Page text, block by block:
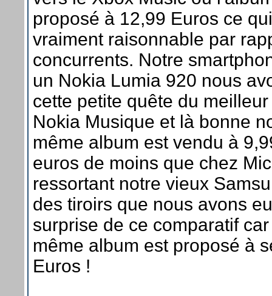
proposé à 12,99 Euros ce
vraiment raisonnable par
concurrents. Notre
un Nokia Lumia 920 nous
cette petite quête du
Nokia Musique et là bonne
même album est vendu à
euros de moins que chez
ressortant notre vieux
des tiroirs que nous avons
surprise de ce comparatif
même album est proposé à
Euros !